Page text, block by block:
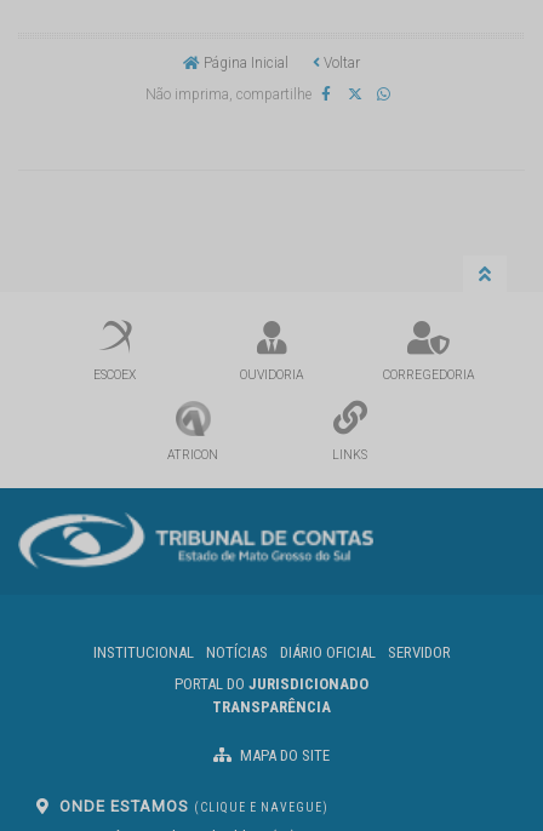
Página Inicial
Voltar
Não imprima, compartilhe
ESCOEX OUVIDORIA CORREGEDORIA
ATRICON LINKS
INSTITUCIONAL NOTÍCIAS DIÁRIO OFICIAL
SERVIDOR
PORTAL DO JURISDICIONADO
TRANSPARÊNCIA
MAPA DO SITE
ONDE ESTAMOS (CLIQUE E NAVEGUE)